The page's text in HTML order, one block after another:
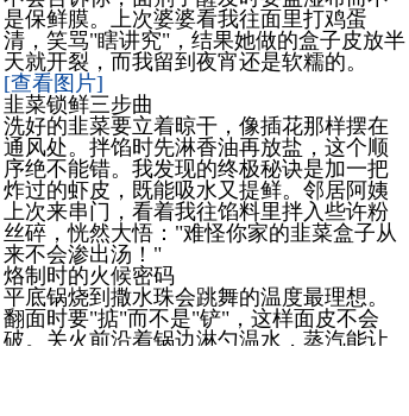
是保鲜膜。上次婆婆看我往面里打鸡蛋
清，笑骂"瞎讲究"，结果她做的盒子皮放半
天就开裂，而我留到夜宵还是软糯的。
[查看图片]
韭菜锁鲜三步曲
洗好的韭菜要立着晾干，像插花那样摆在
通风处。拌馅时先淋香油再放盐，这个顺
序绝不能错。我发现的终极秘诀是加一把
炸过的虾皮，既能吸水又提鲜。邻居阿姨
上次来串门，看着我往馅料里拌入些许粉
丝碎，恍然大悟："难怪你家的韭菜盒子从
来不会渗出汤！"
烙制时的火候密码
平底锅烧到撒水珠会跳舞的温度最理想。
翻面时要"掂"而不是"铲"，这样面皮不会
破。关火前沿着锅边淋勺温水，蒸汽能让